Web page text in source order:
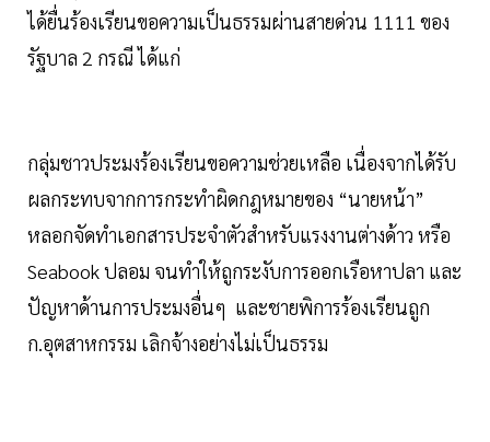
ได้ยื่นร้องเรียนขอความเป็นธรรมผ่านสายด่วน 1111 ของ
รัฐบาล 2 กรณี ได้แก่
กลุ่มชาวประมงร้องเรียนขอความช่วยเหลือ เนื่องจากได้รับ
ผลกระทบจากการกระทำผิดกฎหมายของ “นายหน้า”
หลอกจัดทำเอกสารประจำตัวสำหรับแรงงานต่างด้าว หรือ
Seabook ปลอม จนทำให้ถูกระงับการออกเรือหาปลา และ
ปัญหาด้านการประมงอื่นๆ และชายพิการร้องเรียนถูก
ก.อุตสาหกรรม เลิกจ้างอย่างไม่เป็นธรรม